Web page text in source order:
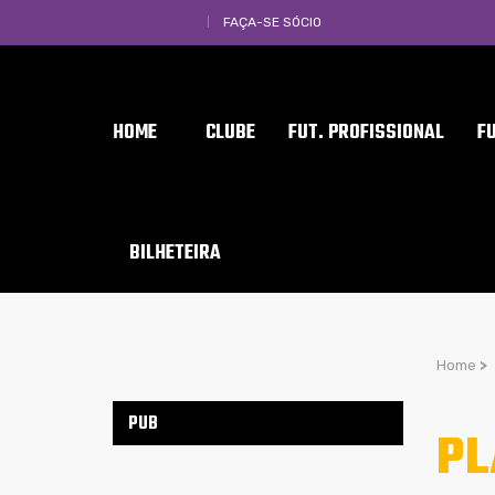
FAÇA-SE SÓCIO
HOME CLUBE FUT. PROFISSIONAL
BILHETEIRA
Home >
PUB